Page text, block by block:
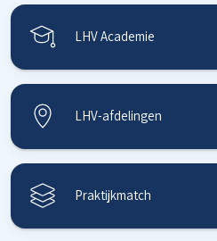
LHV Academie
LHV-afdelingen
Praktijkmatch